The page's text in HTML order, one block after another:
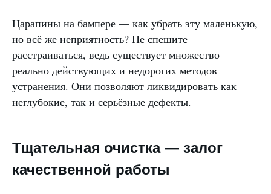
Царапины на бампере — как убрать эту маленькую,
но всё же неприятность? Не спешите
расстраиваться, ведь существует множество
реально действующих и недорогих методов
устранения. Они позволяют ликвидировать как
неглубокие, так и серьёзные дефекты.
Тщательная очистка — залог
качественной работы